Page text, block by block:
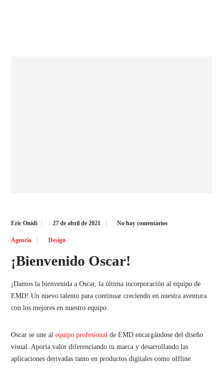
Eric Onidi 27 de abril de 2021 No hay comentarios
Agencia Design
¡Bienvenido Oscar!
¡Damos la bienvenida a Oscar, la última incorporación al equipo de
EMD! Un nuevo talento para continuar creciendo en nuestra aventura
con los mejores en nuestro equipo.
Oscar se une alequipo profesional de EMD encargándose del diseño
visual. Aporta valor diferenciando tu marca y desarrollando las
aplicaciones derivadas tanto en productos digitales como offline.